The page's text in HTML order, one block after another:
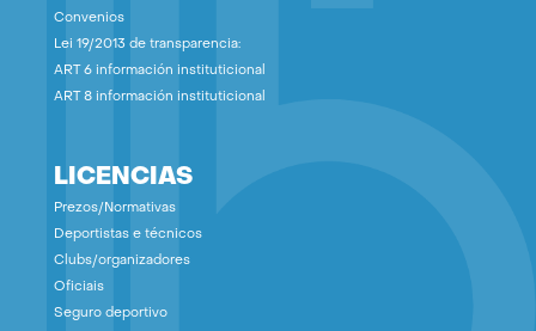
Convenios
Lei 19/2013 de transparencia:
ART 6 información instituticional
ART 8 información instituticional
LICENCIAS
Prezos/Normativas
Deportistas e técnicos
Clubs/organizadores
Oficiais
Seguro deportivo